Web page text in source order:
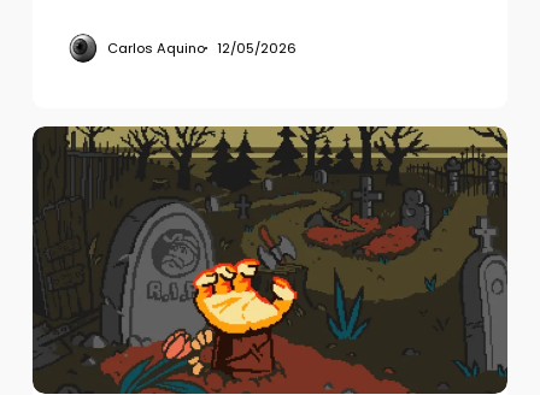
Carlos Aquino 12/05/2026
Dark
um
panelaço
de
Castlevania,
Dead
Cells
e